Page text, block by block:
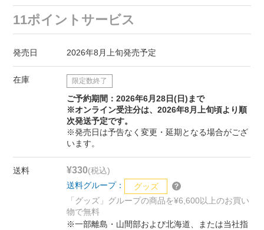
11ポイントサービス
発売日 2026年8月上旬発売予定
在庫 限定数終了
ご予約期間：2026年6月28日(日)まで
※オンライン受注分は、2026年8月上旬頃より順
次発送予定です。
※発売日は予告なく変更・延期となる場合がござ
います。
送料 ¥330(税込)
送料グループ：
グッズ
「グッズ」グループの商品を¥6,600以上のお買い
物で無料
※一部離島・山間部および北海道、または当社指